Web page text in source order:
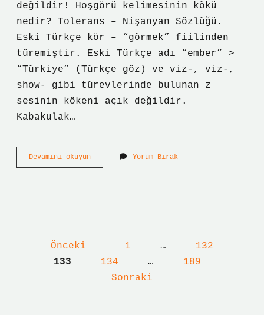
değildir! Hoşgörü kelimesinin kökü
nedir? Tolerans – Nişanyan Sözlüğü.
Eski Türkçe kör – “görmek” fiilinden
türemiştir. Eski Türkçe adı “ember” >
“Türkiye” (Türkçe göz) ve viz-, viz-,
show- gibi türevlerinde bulunan z
sesinin kökeni açık değildir.
Kabakulak…
Devamını okuyunHoş
Görülü
Yorum Bırak
Önceki 1 …
132
133
134 …
189
Sonraki